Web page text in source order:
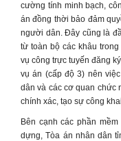
cường tính minh bạch,
án đồng thời bảo đảm
người dân. Đây cũng là
từ toàn bộ các khâu
vụ công trực tuyến đăng
vụ án (cấp độ 3) nên
dân và các cơ quan chức
chính xác, tạo sự công
Bên cạnh các phần
dựng, Tòa án nhân dân